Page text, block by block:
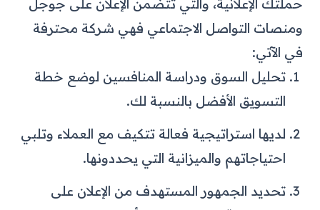
حملتك الإعلانية، والتي تتضمن الإعلان على جوجل
ومنصات التواصل الاجتماعي فهي شركة محترفة
في الآتي:
تحليل السوق ودراسة المنافسين لوضع خطة
التسويق الأفضل بالنسبة لك.
لديها استراتيجية فعالة تتكيف مع العملاء وتلبي
احتياجاتهم والميزانية التي يحددونها.
تحديد الجمهور المستهدف من الإعلان على